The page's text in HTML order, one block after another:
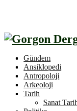
Gündem
Ansiklopedi
Antropoloji
Arkeoloji
Tarih
Sanat